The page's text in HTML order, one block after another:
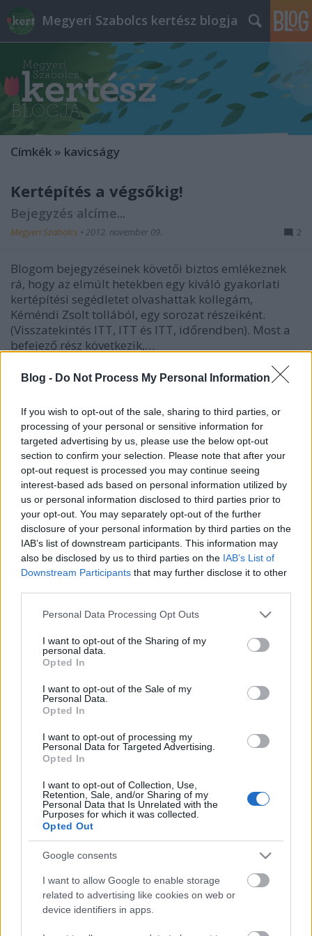
Blog - Do Not Process My Personal Information
If you wish to opt-out of the sale, sharing to third parties, or
processing of your personal or sensitive information for
targeted advertising by us, please use the below opt-out
section to confirm your selection. Please note that after your
opt-out request is processed you may continue seeing
interest-based ads based on personal information utilized by
us or personal information disclosed to third parties prior to
your opt-out. You may separately opt-out of the further
disclosure of your personal information by third parties on the
IAB’s list of downstream participants. This information may
also be disclosed by us to third parties on the IAB’s List of
Downstream Participants that may further disclose it to other
Please note that this website/app uses one or more Google
not limited to your visit or usage behaviour. You may click to
grant or deny consent to Google and its third-party tags to
use your data for below specified purposes in below Google
consent section.
Personal Data Processing Opt Outs
I want to opt-out of the Sharing of my
personal data.
Opted In
I want to opt-out of the Sale of my
Personal Data.
Opted In
I want to opt-out of processing my
Personal Data for Targeted Advertising.
Opted In
I want to opt-out of Collection, Use,
Retention, Sale, and/or Sharing of my
Personal Data that Is Unrelated with the
Purposes for which it was collected.
Opted Out
Google consents
I want to allow Google to enable storage
related to advertising like cookies on web or
device identifiers in apps.
Megyeri Szabolcs kertész blogja
Címkék » kavicságy
Kertépítés a végsőkig!
Bejegyzés alcíme...
Megyeri Szabolcs • 2012. november 09. 2
Blogom bejegyzéseinek követői biztos emlékeznek
rá, hogy az elmúlt hetekben egy kiváló gyakorlati
kertépítési segédletet olvashattak kollegám,
Kéméndi Zsolt tollából, egy sorozat részeiként.
(Visszatekintés ITT, ITT és ITT, időrendben). Most a
befejező rész következik,…
Minirózsa a lakásban
Megyeri Szabolcs•2012. március 12.
A nőnapot épp csak magunk mögött hagytuk, alig
egy hónap múlva pedig jön a következő
virágvásárlással egybekötött ünnep, az anyák napja.
Az ilyen alkalmakra sokan választanak szeretteiknek
cserepes virágot, mert az tartósabb, időtállóbb.